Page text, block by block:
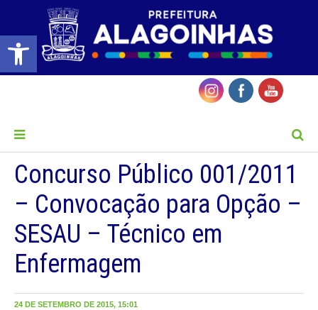
Barra de Ferramentas Aberta
Concurso Público 001/2011
– Convocação para Opção –
SESAU – Técnico em
Enfermagem
24 DE SETEMBRO DE 2015, 15:01